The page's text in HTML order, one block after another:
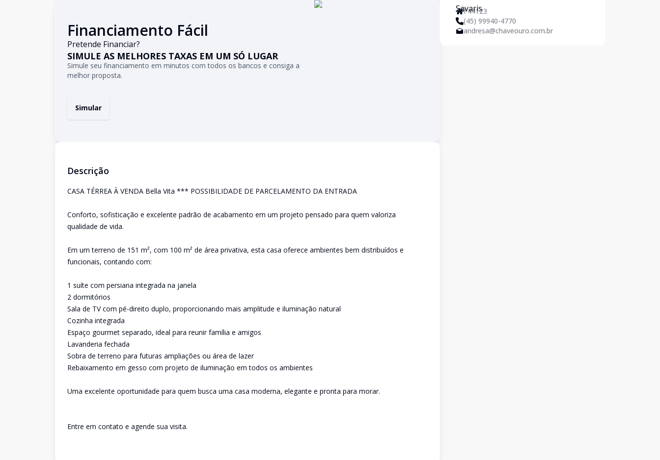
Financiamento Fácil
Pretende Financiar?
SIMULE AS MELHORES TAXAS EM UM SÓ LUGAR
Simule seu financiamento em minutos com todos os bancos e consiga a
melhor proposta.
Simular
Descrição
CASA TÉRREA À VENDA Bella Vita *** POSSIBILIDADE DE PARCELAMENTO DA ENTRADA
Conforto, sofisticação e excelente padrão de acabamento em um projeto pensado para quem valoriza
qualidade de vida.
Em um terreno de 151 m², com 100 m² de área privativa, esta casa oferece ambientes bem distribuídos e
funcionais, contando com:
1 suíte com persiana integrada na janela
2 dormitórios
Sala de TV com pé-direito duplo, proporcionando mais amplitude e iluminação natural
Cozinha integrada
Espaço gourmet separado, ideal para reunir família e amigos
Lavanderia fechada
Sobra de terreno para futuras ampliações ou área de lazer
Rebaixamento em gesso com projeto de iluminação em todos os ambientes
Uma excelente oportunidade para quem busca uma casa moderna, elegante e pronta para morar.
Entre em contato e agende sua visita.
F44123
(45) 99940-4770
andresa@chaveouro.com.br